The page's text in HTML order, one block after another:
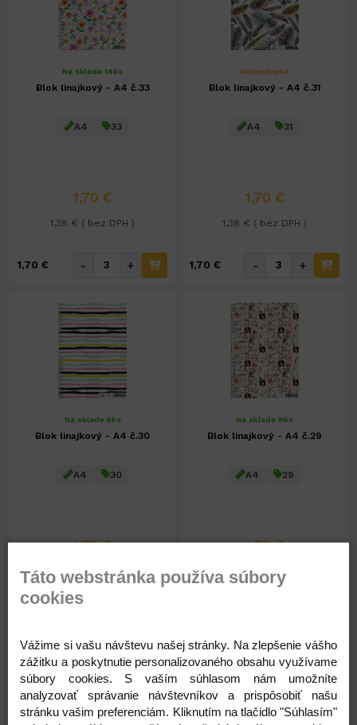
Na sklade 14ks
Blok linajkový - A4 č.33
A4 33
1,70 €
1,38 € ( bez DPH )
1,70 € - +
Nedostupné
Blok linajkový - A4 č.31
A4 31
1,70 €
1,38 € ( bez DPH )
1,70 € - +
Na sklade 5ks
Blok linajkový - A4 č.30
A4 30
1,70 €
1,38 € ( bez DPH )
Na sklade 8ks
Blok linajkový - A4 č.29
A4 29
1,70 €
1,38 € ( bez DPH )
Táto webstránka používa súbory
cookies
Vážime si vašu návštevu našej stránky. Na zlepšenie vášho
zážitku a poskytnutie personalizovaného obsahu využívame
súbory cookies. S vaším súhlasom nám umožníte
analyzovať správanie návštevníkov a prispôsobiť našu
stránku vašim preferenciám. Kliknutím na tlačidlo "Súhlasím"